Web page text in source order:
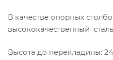
В качестве опорных
высококачественный
Высота до перекладины: